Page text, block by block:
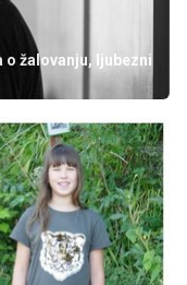
žalovanju, ljubezni